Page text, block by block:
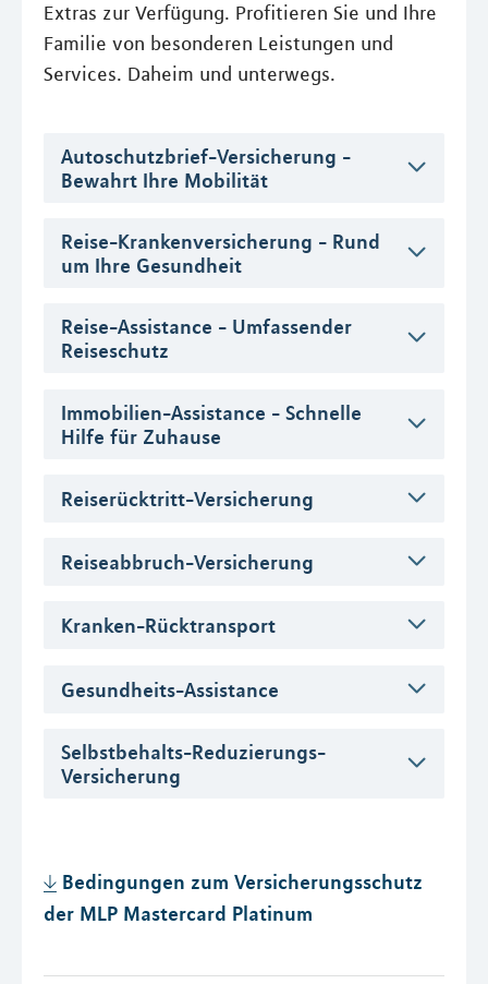
Extras zur Verfügung. Profitieren Sie und Ihre
Familie von besonderen Leistungen und
Services. Daheim und unterwegs.
Autoschutzbrief-Versicherung -
Bewahrt Ihre Mobilität
Reise-Krankenversicherung - Rund
um Ihre Gesundheit
Reise-Assistance - Umfassender
Reiseschutz
Immobilien-Assistance - Schnelle
Hilfe für Zuhause
Reiserücktritt-Versicherung
Reiseabbruch-Versicherung
Kranken-Rücktransport
Gesundheits-Assistance
Selbstbehalts-Reduzierungs-
Versicherung
Bedingungen zum Versicherungsschutz
der MLP Mastercard Platinum